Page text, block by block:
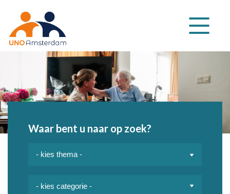
Klap
navigatie
Waar bent u naar op zoek?